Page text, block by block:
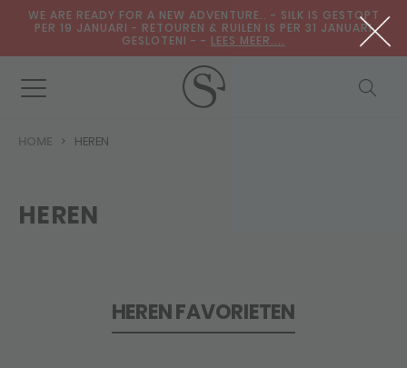
WE ARE READY FOR A NEW ADVENTURE.. - SILK IS GESTOPT
PER 19 JANUARI - RETOUREN & RUILEN IS PER 31 JANUARI
GESLOTENI - - LEES MEER....
HOME HEREN
HEREN
HEREN FAVORIETEN